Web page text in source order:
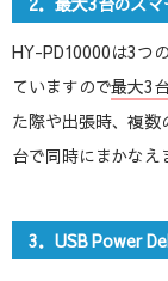
HY-PD10000は3つ
ていますので最大3
た際や出張時、複
台で同時にまかなえ
3．USB Power